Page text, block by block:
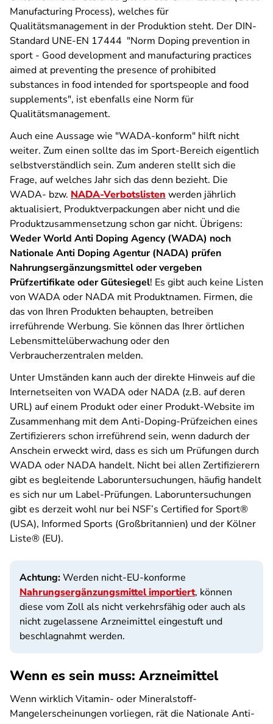
Manufacturing Process), welches für
Qualitätsmanagement in der Produktion steht. Der DIN-
Standard UNE-EN 17444 "Norm Doping prevention in
sport - Good development and manufacturing practices
aimed at preventing the presence of prohibited
substances in food intended for sportspeople and food
supplements", ist ebenfalls eine Norm für
Qualitätsmanagement.
Auch eine Aussage wie "WADA-konform" hilft nicht
weiter. Zum einen sollte das im Sport-Bereich eigentlich
selbstverständlich sein. Zum anderen stellt sich die
Frage, auf welches Jahr sich das denn bezieht. Die
WADA- bzw. NADA-Verbotslisten werden jährlich
aktualisiert, Produktverpackungen aber nicht und die
Produktzusammensetzung schon gar nicht. Übrigens:
Weder World Anti Doping Agency (WADA) noch
Nationale Anti Doping Agentur (NADA) prüfen
Nahrungsergänzungsmittel oder vergeben
Prüfzertifikate oder Gütesiegel! Es gibt auch keine Listen
von WADA oder NADA mit Produktnamen. Firmen, die
das von Ihren Produkten behaupten, betreiben
irreführende Werbung. Sie können das Ihrer örtlichen
Lebensmittelüberwachung oder den
Verbraucherzentralen melden.
Unter Umständen kann auch der direkte Hinweis auf die
Internetseiten von WADA oder NADA (z.B. auf deren
URL) auf einem Produkt oder einer Produkt-Website im
Zusammenhang mit dem Anti-Doping-Prüfzeichen eines
Zertifizierers schon irreführend sein, wenn dadurch der
Anschein erweckt wird, dass es sich um Prüfungen durch
WADA oder NADA handelt. Nicht bei allen Zertifizierern
gibt es begleitende Laboruntersuchungen, häufig handelt
es sich nur um Label-Prüfungen. Laboruntersuchungen
gibt es derzeit wohl nur bei NSF’s Certified for Sport®
(USA), Informed Sports (Großbritannien) und der Kölner
Liste® (EU).
Achtung:Werden nicht-EU-konforme
Nahrungsergänzungsmittel importiert, können
diese vom Zoll als nicht verkehrsfähig oder auch als
nicht zugelassene Arzneimittel eingestuft und
beschlagnahmt werden.
Wenn es sein muss: Arzneimittel
Wenn wirklich Vitamin- oder Mineralstoff-
Mangelerscheinungen vorliegen, rät die Nationale Anti-